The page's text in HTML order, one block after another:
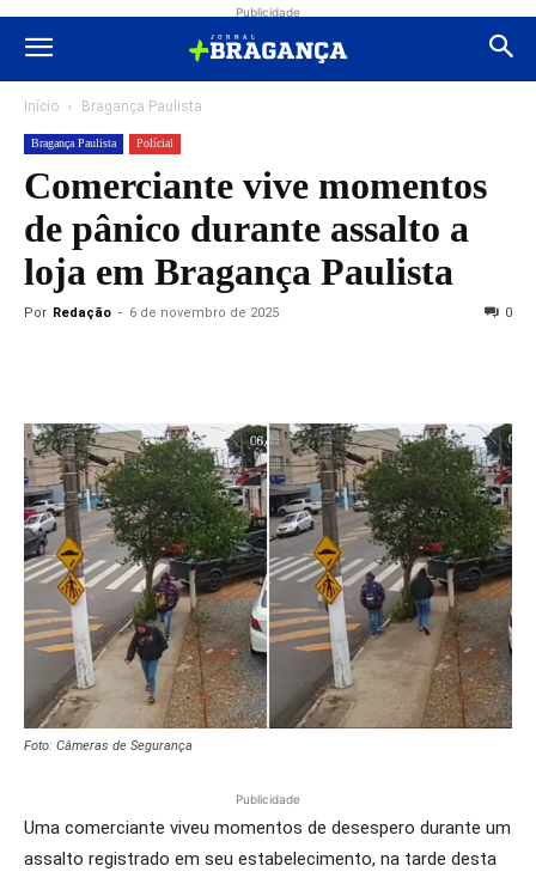
Publicidade
Início Bragança Paulista
Bragança Paulista Polícial
Comerciante vive momentos
de pânico durante assalto a
loja em Bragança Paulista
Por Redação - 6 de novembro de 2025 0
Foto: Câmeras de Segurança
Publicidade
Uma comerciante viveu momentos de desespero durante um
assalto registrado em seu estabelecimento, na tarde desta